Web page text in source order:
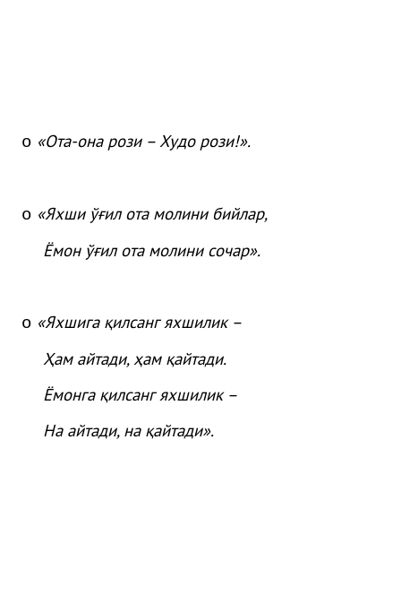
o «Ота-она рози– Худо рози!».
o «Яхши ўғил ота молини бийлар,
Ёмон ўғил ота молини сочар».
o «Яхшига қилсанг яхшилик –
Ҳам айтади, ҳам қайтади.
Ёмонга қилсанг яхшилик –
На айтади, на қайтади».